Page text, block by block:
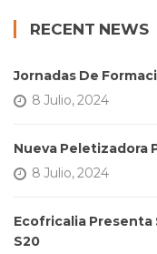
RECENT NEWS
Jornadas De
8 Julio, 2024
Nueva Peletizadora
8 Julio, 2024
Ecofricalia Presenta
S20